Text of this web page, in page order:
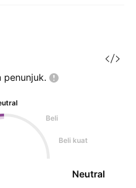
penunjuk.
Beli
Beli kuat
Neutral